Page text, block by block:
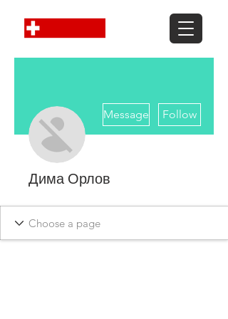
Message Follow
Дима Орлов